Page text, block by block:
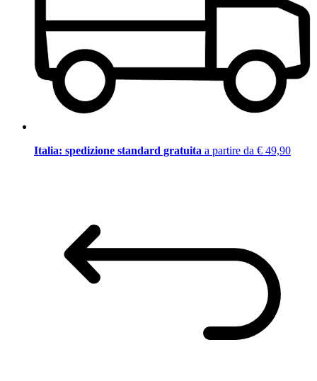
Italia: spedizione standard gratuita a partire da € 49,90